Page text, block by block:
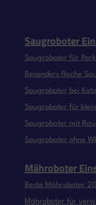
Saugroboter
Saugroboter für
Besonders flache
Saugroboter bei
Saugroboter für
Saugroboter mit
Saugroboter ohne
Mähroboter
Beste Mähroboter
Mähroboter für